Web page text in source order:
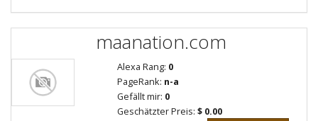
maanation.com
Alexa Rang: 0
PageRank: n-a
Gefällt mir: 0
Geschätzter Preis: $ 0.00